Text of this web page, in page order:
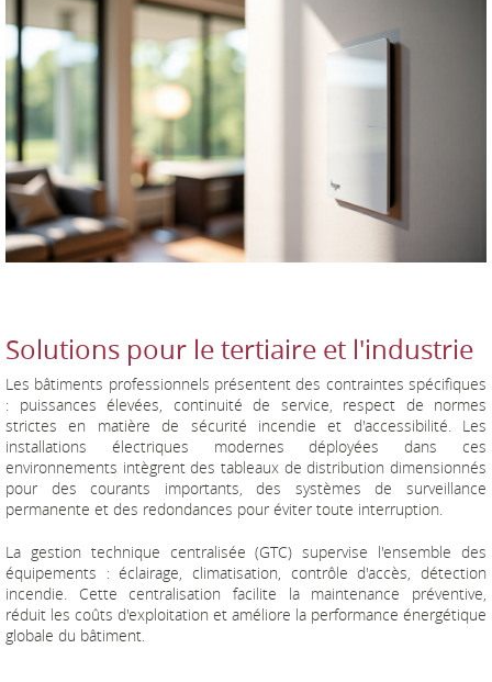
Solutions pour le tertiaire et l'industrie
Les bâtiments professionnels présentent des contraintes spécifiques
: puissances élevées, continuité de service, respect de normes
strictes en matière de sécurité incendie et d'accessibilité. Les
installations électriques modernes déployées dans ces
environnements intègrent des tableaux de distribution dimensionnés
pour des courants importants, des systèmes de surveillance
permanente et des redondances pour éviter toute interruption.
La gestion technique centralisée (GTC) supervise l'ensemble des
équipements : éclairage, climatisation, contrôle d'accès, détection
incendie. Cette centralisation facilite la maintenance préventive,
réduit les coûts d'exploitation et améliore la performance énergétique
globale du bâtiment.